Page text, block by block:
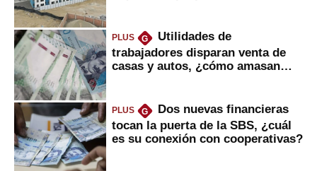
PLUS G
Utilidades de
trabajadores disparan venta de
casas y autos, ¿cómo amasan
PLUS G
Dos nuevas financieras
tocan la puerta de la SBS, ¿cuál
es su conexión con cooperativas?